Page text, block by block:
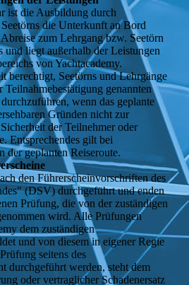
ist die Ausbildung durch
die Unterkunft an Bord
zum Lehrgang bzw. Seetörn
und liegt außerhalb der Leistungen
von Yachtacademy.
berechtigt, Seetörns und Lehrgänge
Teilnahmebestätigung genannten
wenn das geplante
Gründen nicht zur
der Teilnehmer oder
Entsprechendes gilt bei
der geplanten Reiseroute.
den Führerscheinvorschriften des
(DSV) durchgeführt und enden
Prüfung, die von der zuständigen
wird. Alle Prüfungen
dem zuständigen
und von diesem in eigener Regie
seitens des
durchgeführt werden, steht dem
oder vertraglicher Schadenersatz